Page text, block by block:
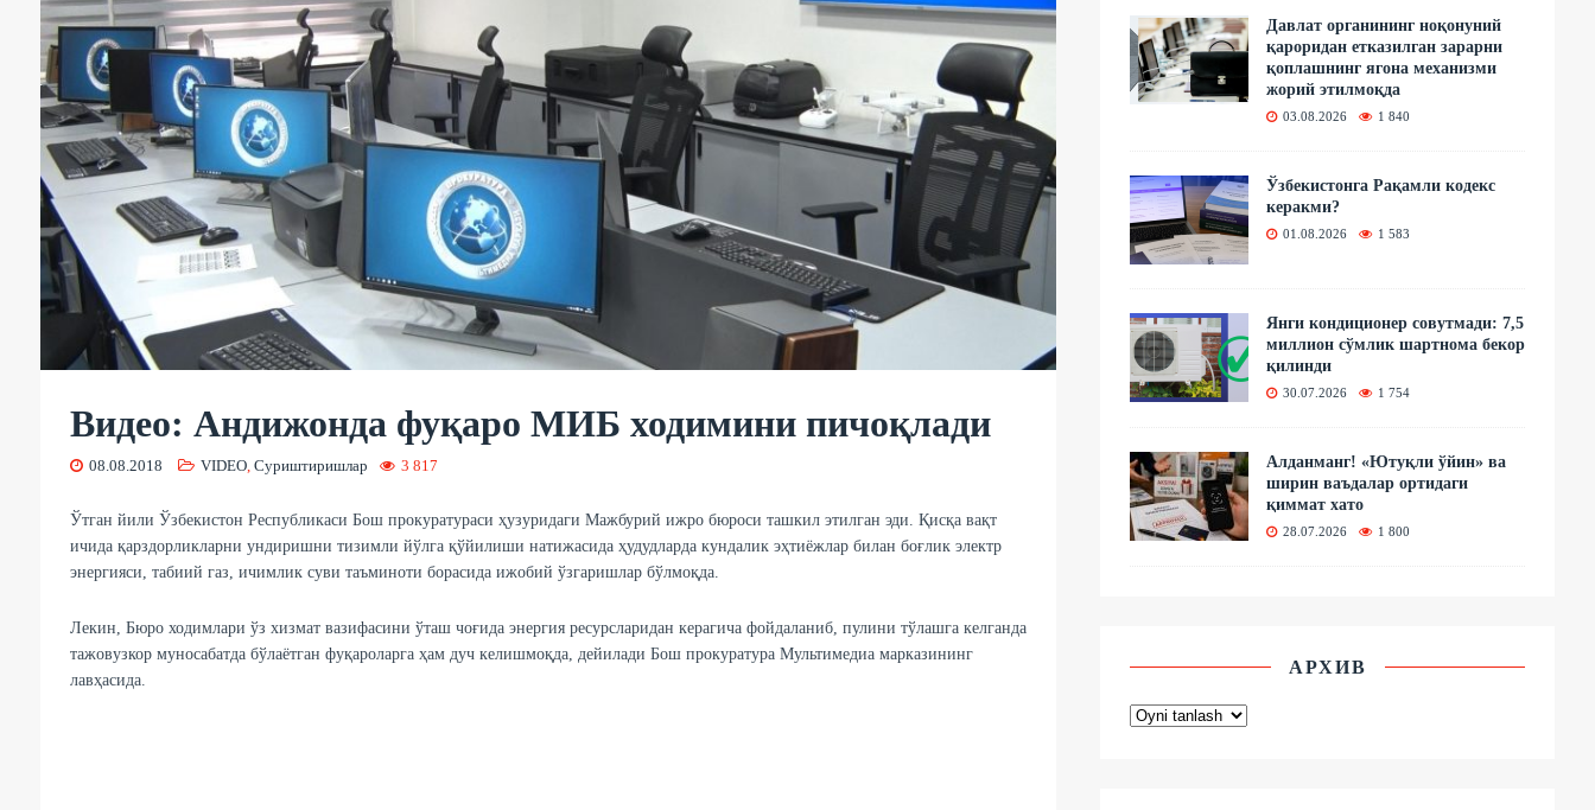
Видео: Андижонда фуқаро МИБ ходимини пичоқлади
08.08.2018 VIDEO, Суриштиришлар 3 817
Ўтган йили Ўзбекистон Республикаси Бош прокуратураси ҳузуридаги Мажбурий ижро бюроси ташкил этилган эди. Қисқа вақт
ичида қарздорликларни ундиришни тизимли йўлга қўйилиши натижасида ҳудудларда кундалик эҳтиёжлар билан боғлик электр
энергияси, табиий газ, ичимлик суви таъминоти борасида ижобий ўзгаришлар бўлмоқда.
Лекин, Бюро ходимлари ўз хизмат вазифасини ўташ чоғида энергия ресурсларидан керагича фойдаланиб, пулини тўлашга келганда
тажовузкор муносабатда бўлаётган фуқароларга ҳам дуч келишмоқда, дейилади Бош прокуратура Мультимедиа марказининг
лавҳасида.
Давлат органининг ноқонуний
қароридан етказилган зарарни
қоплашнинг ягона механизми
жорий этилмоқда
03.08.2026 1 840
Ўзбекистонга Рақамли кодекс
керакми?
01.08.2026 1 583
Янги кондиционер совутмади: 7,5
миллион сўмлик шартнома бекор
қилинди
30.07.2026 1 754
Алданманг! «Ютуқли ўйин» ва
ширин ваъдалар ортидаги
қиммат хато
28.07.2026 1 800
АРХИВ